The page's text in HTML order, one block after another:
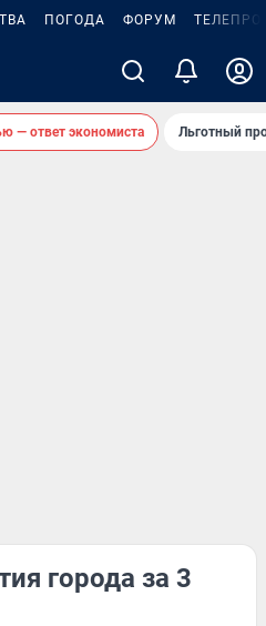
ПОГОДА ФОРУМ
— ответ экономиста Льготный
города за 3